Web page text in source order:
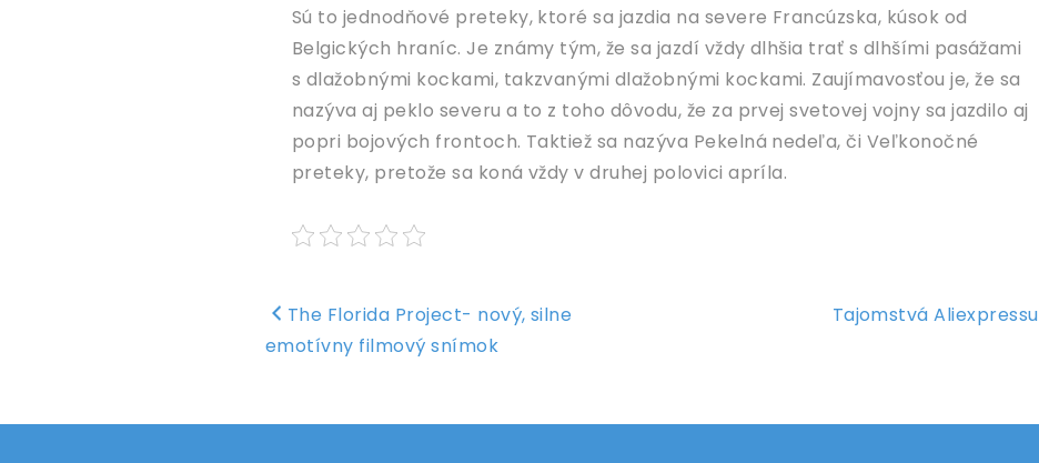
Sú to jednodňové preteky, ktoré sa jazdia na severe Francúzska, kúsok od
Belgických hraníc. Je známy tým, že sa jazdí vždy dlhšia trať s dlhšími pasážami
s dlažobnými kockami, takzvanými dlažobnými kockami. Zaujímavosťou je, že sa
nazýva aj peklo severu a to z toho dôvodu, že za prvej svetovej vojny sa jazdilo aj
popri bojových frontoch. Taktiež sa nazýva Pekelná nedeľa, či Veľkonočné
preteky, pretože sa koná vždy v druhej polovici apríla.
Navigace
pro
The Florida Project- nový, silne
emotívny filmový snímok
Tajomstvá Aliexpressu